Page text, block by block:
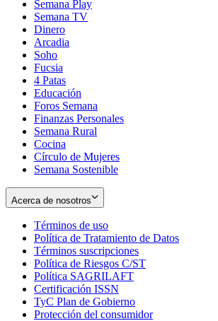
Semana Play
Semana TV
Dinero
Arcadia
Soho
in
new
window
Fucsia
in
new
window
4 Patas
Educación
Foros Semana
Finanzas Personales
Semana Rural
Cocina
Círculo de Mujeres
Semana Sostenible
Acerca de nosotros
Términos de uso
in
new
window
Política de Tratamiento de Datos
Términos suscripciones
in
Política de Riesgos C/ST
Política SAGRILAFT
new
window
Certificación ISSN
in
new
TyC Plan de Gobierno
in
Protección del consumidorOpens